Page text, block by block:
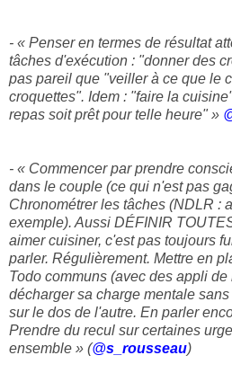
- « Penser en termes de résultat
tâches d'exécution : "donner des
pas pareil que "veiller à ce que le
croquettes". Idem : "faire la
repas soit prêt pour telle heure" »
- « Commencer par prendre
dans le couple (ce qui n'est pas
Chronométrer les tâches (NDLR :
exemple). Aussi DÉFINIR
aimer cuisiner, c'est pas toujours
parler. Régulièrement. Mettre en
Todo communs (avec des appli
décharger sa charge mentale
sur le dos de l'autre. En parler
Prendre du recul sur certaines
ensemble » (@s_rousseau)